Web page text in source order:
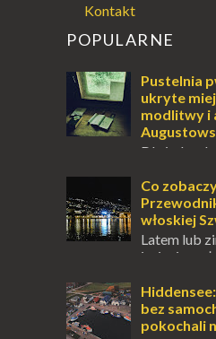
Kontakt
POPULARNE
Pustelnia
ukryte
modlitwy i
Dla
przetrwania lub
innych to nieustanne
Co
włoskiej
Latem lub
jesienią,
odwiedzić. Moja
Locarno gwara...
bez
pokochali